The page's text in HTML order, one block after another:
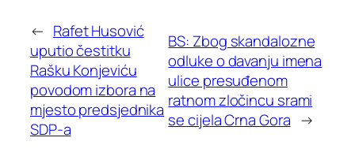
← Rafet Husović
uputio čestitku
Rašku Konjeviću
povodom izbora na
mjesto predsjednika
SDP-a
BS: Zbog skandalozne
odluke o davanju imena
ulice presuđenom
ratnom zločincu srami
se cijela Crna Gora →